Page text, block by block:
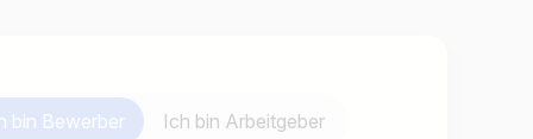
bin Bewerber Ich bin Arbeitgeber